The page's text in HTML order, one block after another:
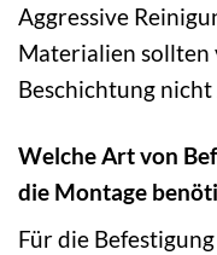
Aggressive
Materialien sollten
Beschichtung nicht
Welche Art von
die Montage
Für die